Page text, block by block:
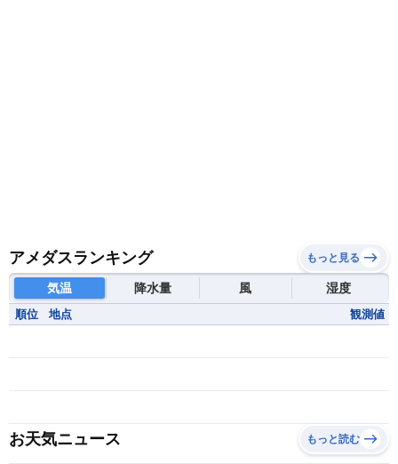
アメダスランキング もっと見る
気温 降水量 風 湿度
順位 地点 観測値
お天気ニュース もっと読む